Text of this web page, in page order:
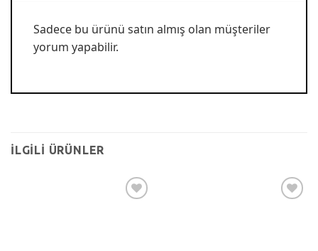
Sadece bu ürünü satın almış olan müşteriler
yorum yapabilir.
İLGILI ÜRÜNLER